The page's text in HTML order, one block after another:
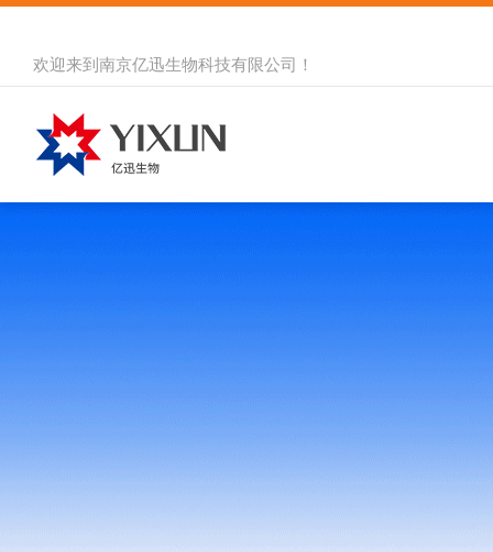
欢迎来到 南京亿迅生物科技有限公司 ！